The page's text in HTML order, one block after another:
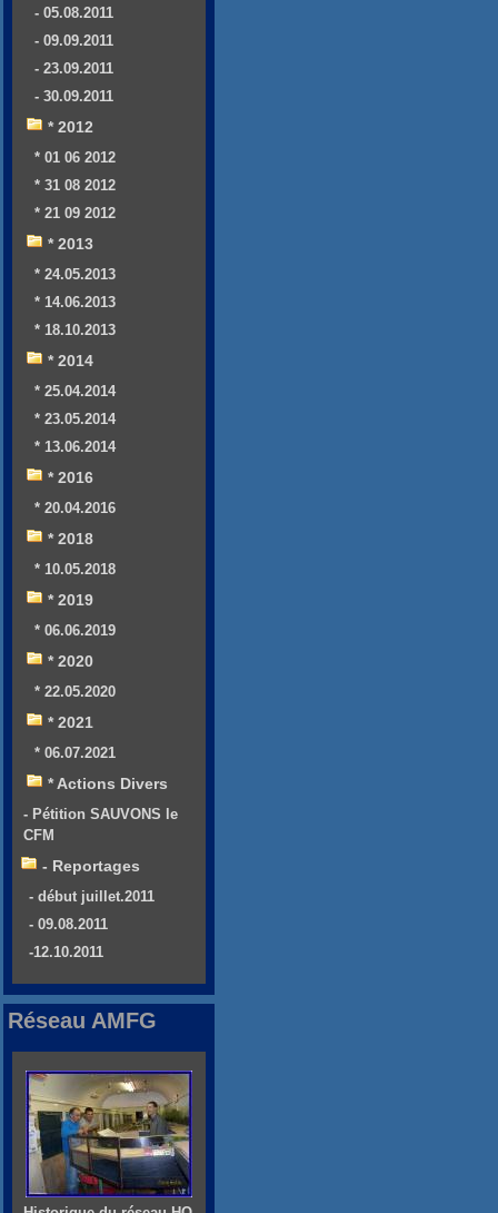
- 05.08.2011
- 09.09.2011
- 23.09.2011
- 30.09.2011
* 2012
* 01 06 2012
* 31 08 2012
* 21 09 2012
* 2013
* 24.05.2013
* 14.06.2013
* 18.10.2013
* 2014
* 25.04.2014
* 23.05.2014
* 13.06.2014
* 2016
* 20.04.2016
* 2018
* 10.05.2018
* 2019
* 06.06.2019
* 2020
* 22.05.2020
* 2021
* 06.07.2021
* Actions Divers
- Pétition SAUVONS le
CFM
- Reportages
- début juillet.2011
- 09.08.2011
-12.10.2011
Réseau AMFG